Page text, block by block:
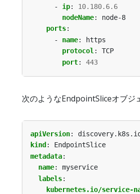
- ip:
10.180.6.6
nodeName:
node-8
ports:
- name:
https
protocol:
TCP
port: 443
次のようなEndpointSliceオブジ
apiVersion:
kind :
EndpointSlice
metadata:
name:
myservice
labels:
kubernetes.io/service-